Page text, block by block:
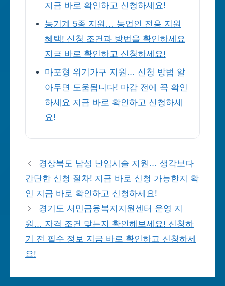
지금 바로 확인하고 신청하세요!
농기계 5종 지원… 농업인 전용 지원
혜택! 신청 조건과 방법을 확인하세요
지금 바로 확인하고 신청하세요!
마포형 위기가구 지원… 신청 방법 알
아두면 도움됩니다! 마감 전에 꼭 확인
하세요 지금 바로 확인하고 신청하세
요!
경상북도 남성 난임시술 지원… 생각보다
간단한 신청 절차! 지금 바로 신청 가능한지 확
인 지금 바로 확인하고 신청하세요!
경기도 서민금융복지지원센터 운영 지
원… 자격 조건 맞는지 확인해보세요! 신청하
기 전 필수 정보 지금 바로 확인하고 신청하세
요!